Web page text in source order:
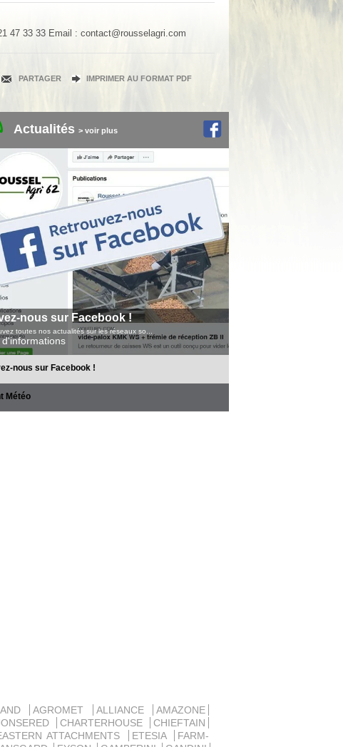
PARTAGER IMPRIMER AU FORMAT PDF
47 33 33 Email : contact@rousselagri.com
Actualités > voir plus
nous sur Facebook !
toutes nos actualités sur les réseaux so...
d'informations
nous sur Facebook !
Météo
AGROMET ALLIANCE
AMAZONE
CHARTERHOUSE
CHIEFTAIN
ATTACHMENTS ETESIA
FARM-